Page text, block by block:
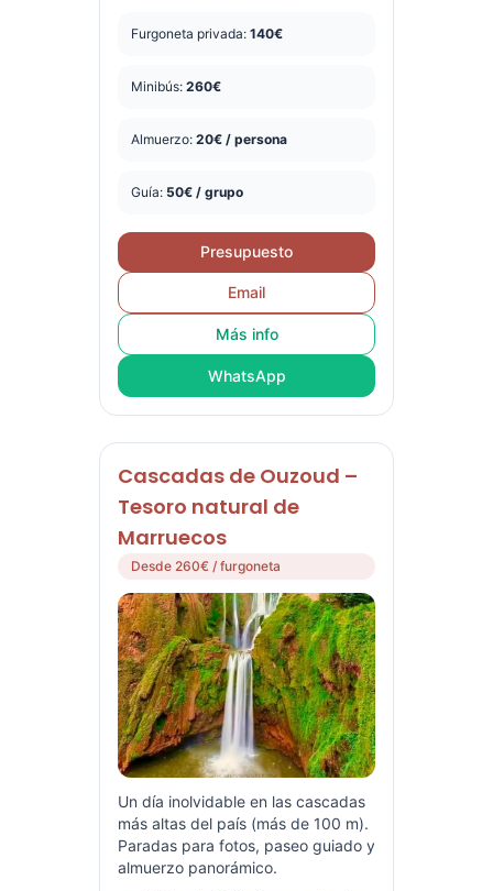
Furgoneta privada: 140€
Minibús: 260€
Almuerzo: 20€ / persona
Guía: 50€ / grupo
Presupuesto
Email
Más info
WhatsApp
Cascadas de Ouzoud –
Tesoro natural de
Marruecos
Desde 260€ / furgoneta
Un día inolvidable en las cascadas
más altas del país (más de 100 m).
Paradas para fotos, paseo guiado y
almuerzo panorámico.